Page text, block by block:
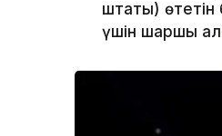
штаты)
үшін шаршы